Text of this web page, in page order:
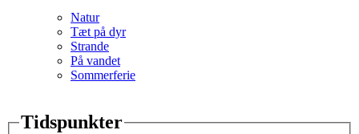
Natur
Tæt på dyr
Strande
På vandet
Sommerferie
Tidspunkter